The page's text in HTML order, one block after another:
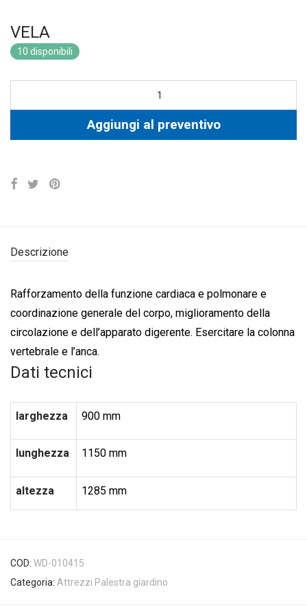
VELA
10 disponibili
Aggiungi al preventivo
Descrizione
Rafforzamento della funzione cardiaca e polmonare e
coordinazione generale del corpo, miglioramento della
circolazione e dell’apparato digerente. Esercitare la colonna
vertebrale e l’anca.
Dati tecnici
larghezza 900 mm
lunghezza 1150 mm
altezza 1285 mm
COD: WD-010415
Categoria: Attrezzi Palestra giardino